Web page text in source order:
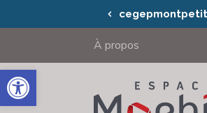
Ouvrir la barre d’outils
À propos